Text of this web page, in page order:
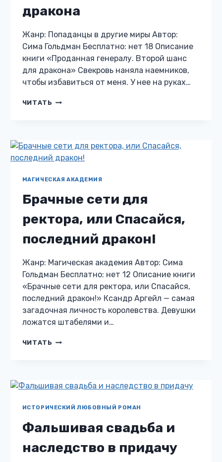
дракона
Жанр: Попаданцы в другие миры Автор:
Сима Гольдман Бесплатно: нет 18 Описание
книги «Проданная генералу. Второй шанс
для дракона» Свекровь наняла наемников,
чтобы избавиться от меня. У нее на руках…
ЧИТАТЬ ПРОДАННАЯ
ДРАКОНА
МАГИЧЕСКАЯ АКАДЕМИЯ
Брачные сети для
ректора, или Спасайся,
последний дракон!
Жанр: Магическая академия Автор: Сима
Гольдман Бесплатно: нет 12 Описание книги
«Брачные сети для ректора, или Спасайся,
последний дракон!» Ксандр Аргейл — самая
загадочная личность королевства. Девушки
ложатся штабелями и…
ЧИТАТЬ БРАЧНЫЕ
СПАСАЙСЯ,
ДРАКОН!
ИСТОРИЧЕСКИЙ ЛЮБОВНЫЙ РОМАН
Фальшивая свадьба и
наследство в придачу